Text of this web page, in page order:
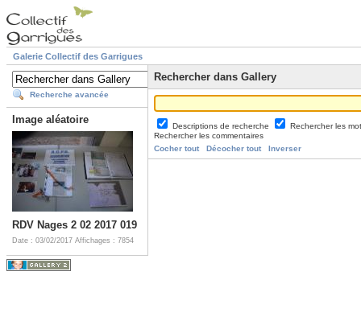
Galerie Collectif des Garrigues
Recherche avancée
Image aléatoire
RDV Nages 2 02 2017 019
Date : 03/02/2017 Affichages : 7854
Rechercher dans Gallery
Descriptions de recherche
Rechercher les
Rechercher les commentaires
Cocher tout
Décocher tout Inverser